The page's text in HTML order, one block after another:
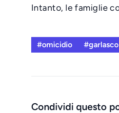
Intanto, le famiglie
#omicidio #garlasco
Condividi questo